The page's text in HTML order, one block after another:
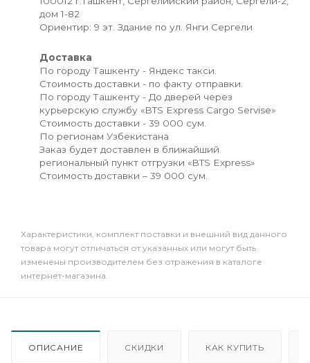
дом 1-82
Ориентир: 9 эт. Здание по ул. Янги Сергели
Доставка
По городу Ташкенту - Яндекс такси.
Стоимость доставки - по факту отправки.
По городу Ташкенту - До дверей через
курьерскую службу «BTS Express Cargo Servise»
Стоимость доставки - 39 000 сум.
По регионам Узбекистана
Заказ будет доставлен в ближайший
региональный пункт отгрузки «BTS Express»
Стоимость доставки – 39 000 сум.
Xарактеристики, комплект поставки и внешний вид данного
товара могут отличаться от указанных или могут быть
изменены производителем без отражения в каталоге
интернет-магазина.
ОПИСАНИЕ СКИДКИ КАК КУПИТЬ